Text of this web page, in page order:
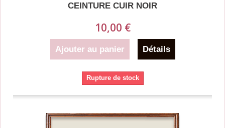
CEINTURE CUIR NOIR
10,00 €
Ajouter au panier Détails
Rupture de stock